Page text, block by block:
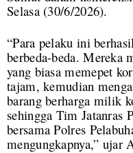
Selasa (30/6/2026).
“Para pelaku ini
berbeda-beda. Mereka
yang biasa memepet
tajam, kemudian
barang berharga milik
sehingga Tim Jatanras
bersama Polres
mengungkapnya,” ujar